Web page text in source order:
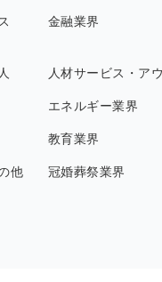
金融業界
人材サービス・ア
エネルギー業界
教育業界
他
冠婚葬祭業界